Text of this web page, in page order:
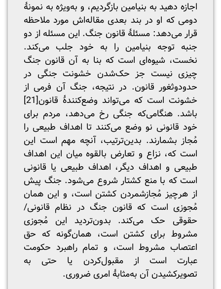
اجازه دهید به بنیامین بازگردیم، و به‌ویژه به نمونۀ
دومی که او در بند بعدی مقاله‌اش مورد ملاحظه
قرار می‌دهد: مسئلۀ قانون جنگ. این مسئله از دو
جنبه توجه بنیامین را به خود جلب می‌کند.
نخست، شیوه‌ای است که بنا به آن قانون جنگ
چیزی نیست جز حک‌شدن خشونت جنگی در
حدودوثغور قانون. در نتیجه، جنگ آن فرمی از
خشونت است که می‌تواند وضع‌کنندۀ قانون[21]
باشد. هنگامی‌که جنگی رخ می‌دهد، مردم برای
خود قانونی نو وضع می‌کنند تا اهداف طبیعی را
مُجاز بشمارند. بدین‌ترتیب، آنچه مهم است این
است که، نزاع و تعارض بالقوه میان این اهداف
طبیعی و اهداف دیگر، اهداف طبیعی یا قانونی
است که با منع کشتار شروع می‌شود. جنگ پیش
از هرچیز مُجازشمردن کشتن است، و این همان
مُجوزی است که قانون جنگ در نظام قانونی/
حقوقی حک می‌کند. بدون‌تردید این مُجوزی
مشروط برای کشتن است، همان‌گونه که حق
اعتصاب مشروط است، و تمام راهبرد حکومت
عبارت است از مقبول‌کردن یا حتی به
تصویرکشیدن آن به‌مثابۀ امری ضروری.